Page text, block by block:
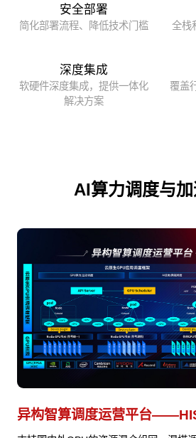
安全部署
简化部署流程、降低技术门槛
全栈
深度集成
软硬件深度集成，提供一体化
解决方案
覆盖
AI算力调度与
异构智算调度运营平台